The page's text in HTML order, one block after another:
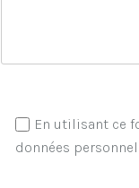
En utilisant ce
données